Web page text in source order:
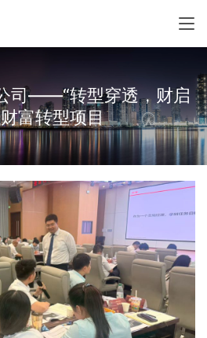
司——“转型穿透，财启
富转型项目